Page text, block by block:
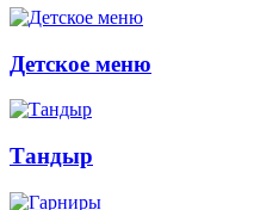
Детское меню
Тандыр